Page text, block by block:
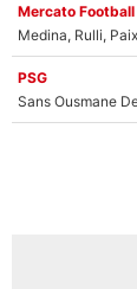
Mercato Football
PSG